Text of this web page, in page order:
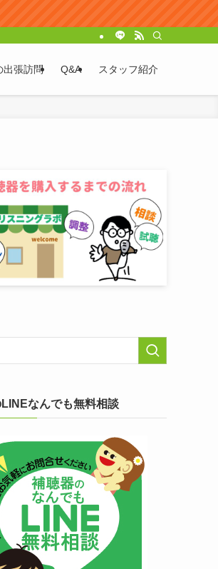
出張訪問 Q&A スタッフ紹介
なんでも無料相談